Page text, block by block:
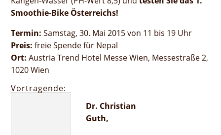
Smoothie-Bike Österreichs!
Termin: Samstag, 30. Mai 2015 von 11 bis 19 Uhr
Preis: freie Spende für Nepal
Ort: Austria Trend Hotel Messe Wien, Messestraße 2,
1020 Wien
Vortragende:
Dr. Christian
Guth,